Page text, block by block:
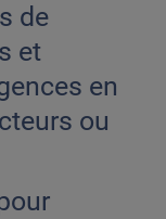
de
et
en
ou